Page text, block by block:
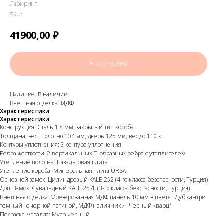
Лабиринт
SKU:
41900,00 ₽
В КОРЗИНУ
Наличие: В наличии
Внешняя отделка: МДФ
Характеристики
Характеристики
Конструкция: Сталь 1,8 мм, закрытый тип короба
Толщина, вес: Полотно 104 мм, дверь 125 мм, вес до 110 кг
Контуры уплотнения: 3 контура уплотнения
Ребра жесткости: 2 вертикальных П-образных ребра с утеплителем
Утепление полотна: Базальтовая плита
Утепление короба: Минеральная плита URSA
Основной замок: Цилиндровый KALE 252 (4-го класса безопасности, Турция)
Доп. Замок: Сувальдный KALE 257L (3-го класса безопасности, Турция)
Внешняя отделка: Фрезерованная МДФ панель 10 мм в цвете "Дуб кантри
темный" с черной патиной, МДФ наличники "Черный кварц"
Покраска металла: Муар черный